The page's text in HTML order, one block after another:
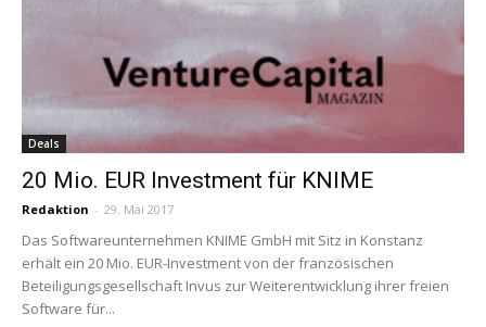
Deals
20 Mio. EUR Investment für KNIME
Redaktion - 29. Mai 2017
Das Softwareunternehmen KNIME GmbH mit Sitz in Konstanz
erhält ein 20 Mio. EUR-Investment von der französischen
Beteiligungsgesellschaft Invus zur Weiterentwicklung ihrer freien
Software für...